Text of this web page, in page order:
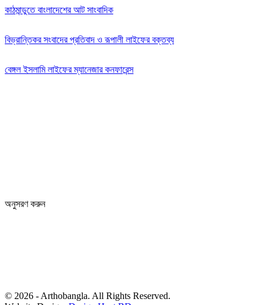
কাঠমান্ডুতে বাংলাদেশের আট সাংবাদিক
বিভ্রান্তিকর সংবাদের প্রতিবাদ ও রূপালী লাইফের বক্তব্য
বেঙ্গল ইসলামি লাইফের ম্যানেজার কনফারেন্স
অনুসরণ করুন
© 2026 - Arthobangla. All Rights Reserved.